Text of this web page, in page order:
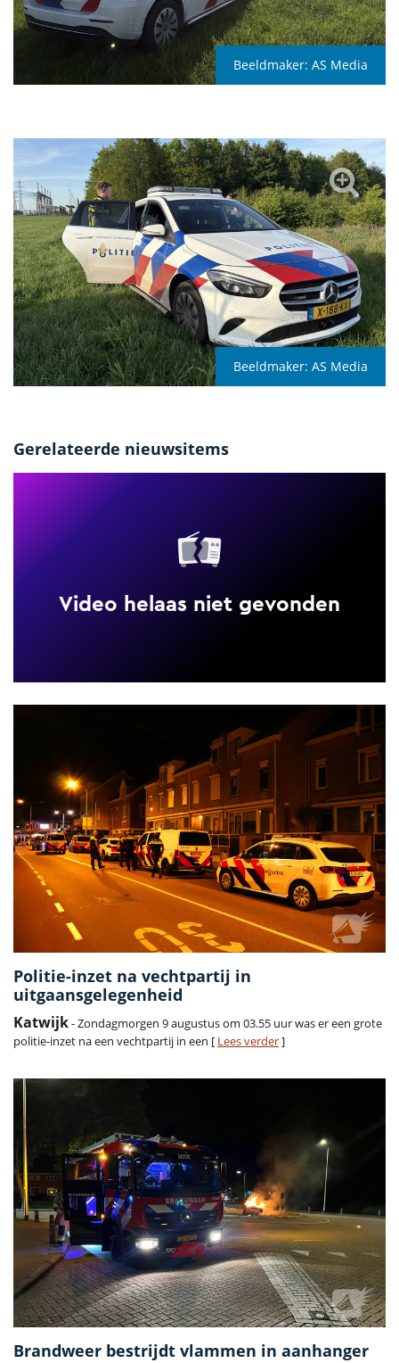
Beeldmaker: AS Media
Beeldmaker: AS Media
Gerelateerde nieuwsitems
Politie-inzet na vechtpartij in
uitgaansgelegenheid
Katwijk- Zondagmorgen 9 augustus om 03.55 uur was er een grote
politie-inzet na een vechtpartij in een [ Lees verder]
Brandweer bestrijdt vlammen in aanhanger